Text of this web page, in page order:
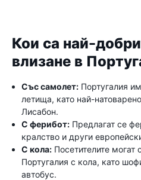
Кои са най-
влизане в
Със самолет: Португалия
летища, като най-
Лисабон.
С ферибот: Предлагат се
кралство и други
С кола: Посетителите могат
Португалия с кола, като
автобус.